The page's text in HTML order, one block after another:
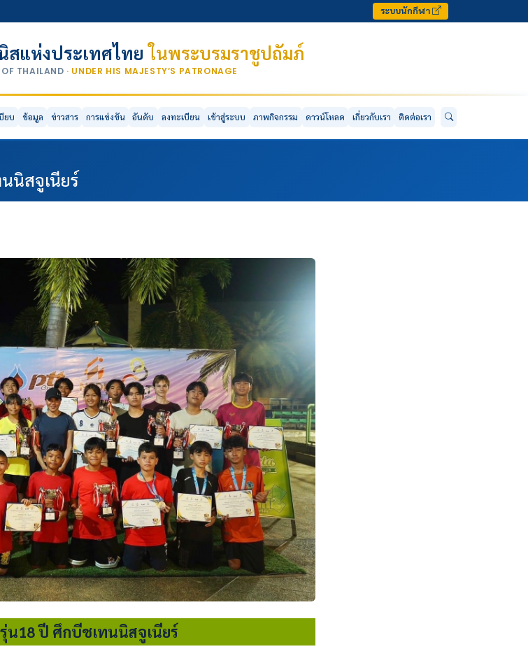
ระบบนักกีฬา
สแห่งประเทศไทยในพระบรมราชูปถัมภ์
THAILAND · UNDER HIS MAJESTY’S PATRONAGE
ยบ ข้อมูล ข่าวสาร การแข่งขัน อันดับ ลงทะเบียน เข้าสู่ระบบ ภาพกิจกรรม ดาวน์โหลด เกี่ยวกับเรา ติดต่อเรา
นิสจูเนียร์
18 ปี ศึกบีชเทนนิสจูเนียร์